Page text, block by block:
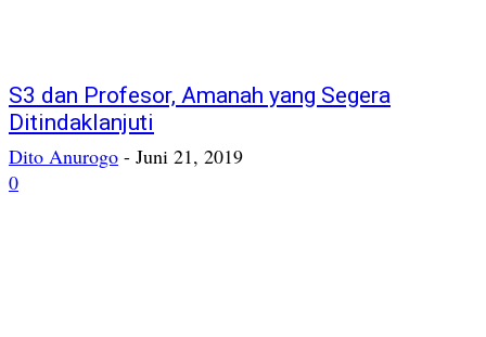
S3 dan Profesor, Amanah yang Segera
Ditindaklanjuti
Dito Anurogo - Juni 21, 2019
0